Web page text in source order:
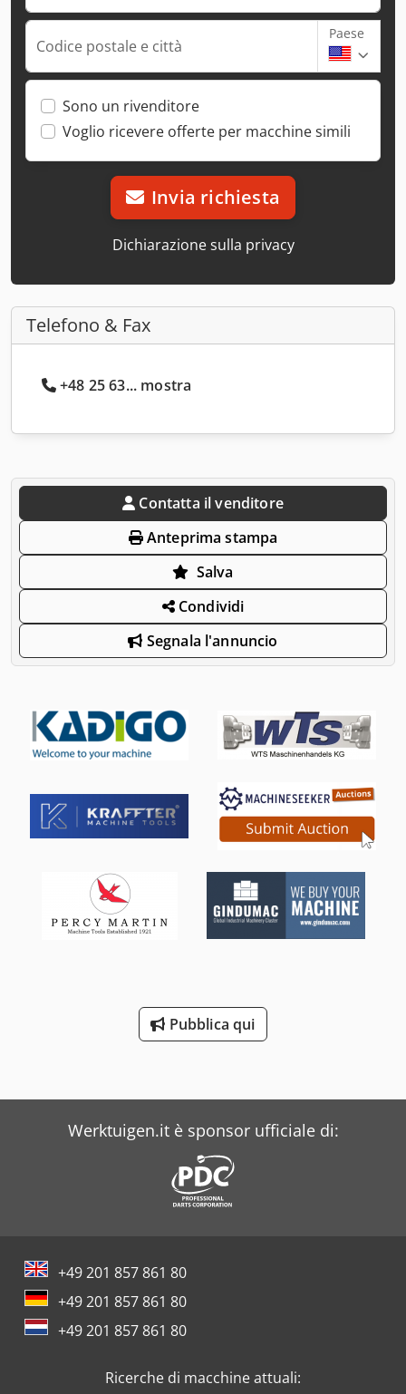
Codice postale e città
Paese
Sono un rivenditore
Voglio ricevere offerte per macchine simili
Invia richiesta
Dichiarazione sulla privacy
Telefono & Fax
+48 25 63... mostra
Contatta il venditore
Anteprima stampa
Salva
Condividi
Segnala l'annuncio
Pubblica qui
Werktuigen.it è sponsor ufficiale di:
+49 201 857 861 80
+49 201 857 861 80
+49 201 857 861 80
Ricerche di macchine attuali: